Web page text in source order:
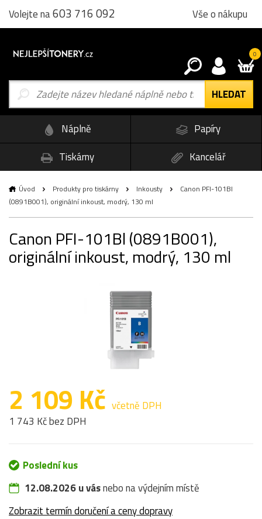
Volejte na603 716 092 Vše o nákupu
0
Náplně
Papíry
Tiskárny
Kancelář
Úvod Produkty pro tiskárny Inkousty
Canon PFI-101Bl
(0891B001), originální inkoust, modrý, 130 ml
Canon PFI-101Bl (0891B001),
originální inkoust, modrý, 130 ml
2 109 Kč včetně DPH
1 743 Kč bez DPH
Poslední kus
12.08.2026 u vásnebo na výdejním místě
Zobrazit termín doručení a ceny dopravy